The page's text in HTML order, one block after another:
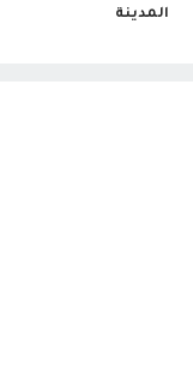
المدينة